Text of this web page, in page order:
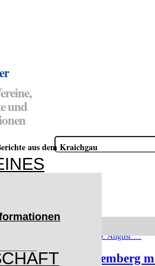
und
Suchen
nach:
aus dem Kraichgau
Baden-Württemberg